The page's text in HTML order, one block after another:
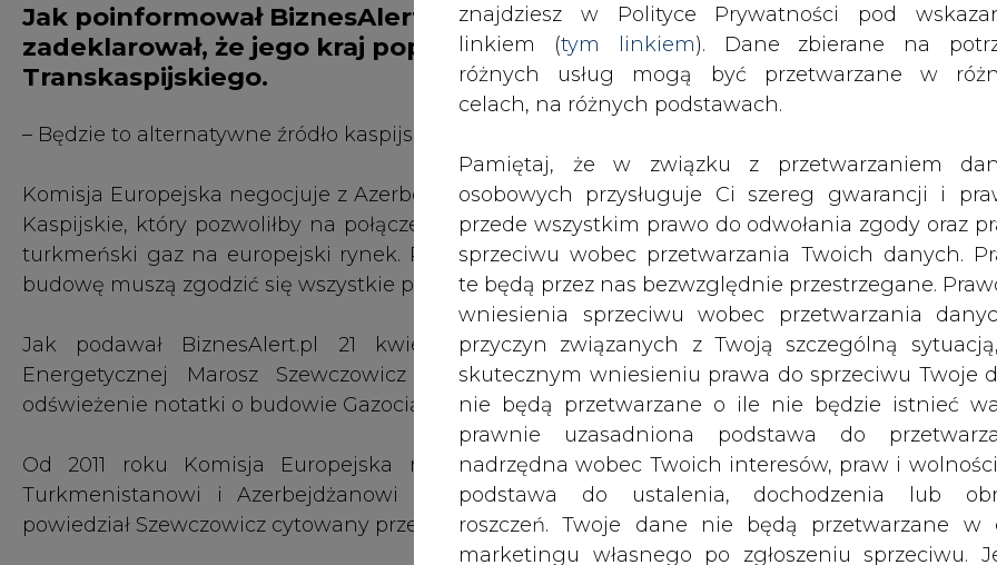
znajdziesz w Polityce Prywatności pod
linkiem (tym linkiem). Dane zbierane na
różnych usług mogą być przetwarzane w
celach, na różnych podstawach.
Pamiętaj, że w związku z przetwarzaniem
osobowych przysługuje Ci szereg gwarancji i
przede wszystkim prawo do odwołania zgody oraz
sprzeciwu wobec przetwarzania Twoich danych.
te będą przez nas bezwzględnie przestrzegane.
wniesienia sprzeciwu wobec przetwarzania
przyczyn związanych z Twoją szczególną
skutecznym wniesieniu prawa do sprzeciwu Twoje
nie będą przetwarzane o ile nie będzie istnieć
prawnie uzasadniona podstawa do
nadrzędna wobec Twoich interesów, praw i
podstawa do ustalenia, dochodzenia lub
roszczeń. Twoje dane nie będą przetwarzane w
marketingu własnego po zgłoszeniu sprzeciwu.
Jak poinformował BiznesAlert.pl, sekretarz energetyki USA Ernest Moniz
zadeklarował, że jego kraj popiera w pełni budowę Gazociągu
Transkaspijskiego.
– Będzie to alternatywne źródło kaspijskiego gazu dla Europy – podkreślił Moniz.
Komisja Europejska negocjuje z Azerbejdżanem i Turkmenistanem budowę gazociągu przez
Kaspijskie, który pozwoliłby na połączenie z gazociągami Korytarza Południowego i
turkmeński gaz na europejski rynek. Planom sprzeciwiają się Rosja i Iran, które przekonują,
budowę muszą zgodzić się wszystkie państwa basenu kaspijskiego.
Jak podawał BiznesAlert.pl 21 kwietnia, wiceprzewodniczący Komisji Europejskiej ds.
Energetycznej Marosz Szewczowicz miał zaproponować Azerbejdżanowi i
odświeżenie notatki o budowie Gazociągu Transkaspijskiego.
Od 2011 roku Komisja Europejska może negocjować budowę gazociągu.
Turkmenistanowi i Azerbejdżanowi ponowne negocjacje i zobaczymy jaka będzie
powiedział Szewczowicz cytowany przez portal.